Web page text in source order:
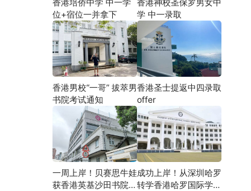
位+宿位一并拿下
学 中一录取
香港男校“一哥” 拔萃男
书院考试通知
香港圣士提返中四录取
offer
一周上岸！贝赛思牛娃
获香港英基沙田书院录
成功上岸！从深圳哈罗
转学香港哈罗国际学